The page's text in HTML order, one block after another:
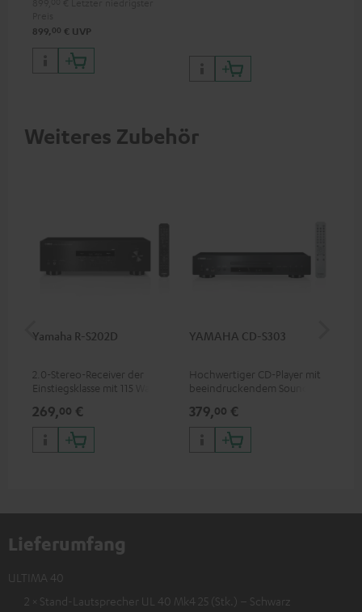
und 1 HDMI Ausgang mit
Unterstützung für 8K, 3D,
HDCP 2.3, HDR10+, ARC/eARC
und Dolby Vision
899, 00 € UVP
Weiteres Zubehör
Yamaha R-S202D
2.0-Stereo-Receiver der
Einstiegsklasse mit 115 Watt
kHz, 0.7 % THD)
269,00 €
YAMAHA CD-S303
Hochwertiger CD-Player mit
beeindruckendem Sound und
379,00 €
Lieferumfang
ULTIMA 40
2 × Stand-Lautsprecher UL 40 Mk4 25 (Stk.) – Schwarz